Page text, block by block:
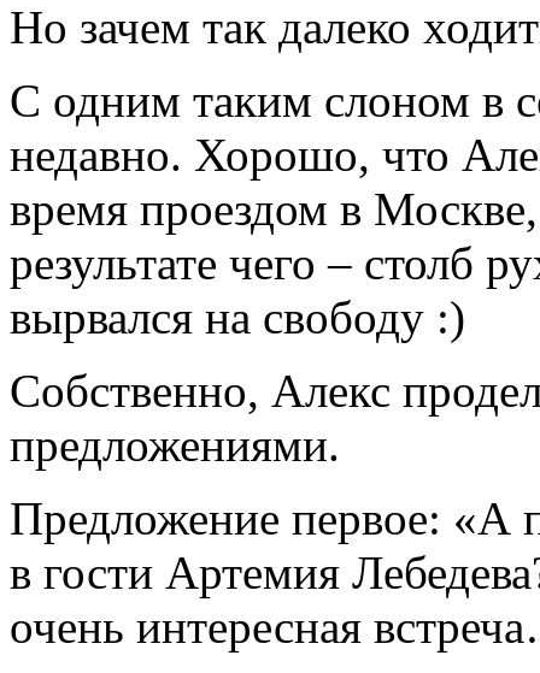
Но зачем так далеко
С одним таким слоном в
недавно. Хорошо, что
время проездом в
результате чего – столб
вырвался на свободу :)
Собственно, Алекс
предложениями.
Предложение первое:
в гости Артемия
очень интересная